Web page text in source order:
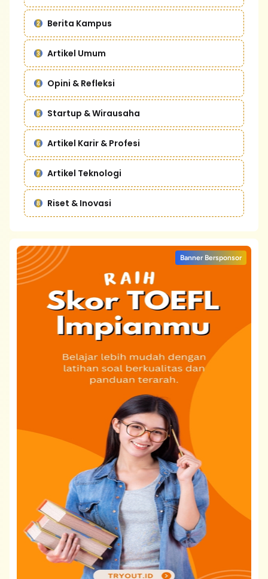
Berita Kampus
Artikel Umum
Opini & Refleksi
Startup & Wirausaha
Artikel Karir & Profesi
Artikel Teknologi
Riset & Inovasi
Banner Bersponsor